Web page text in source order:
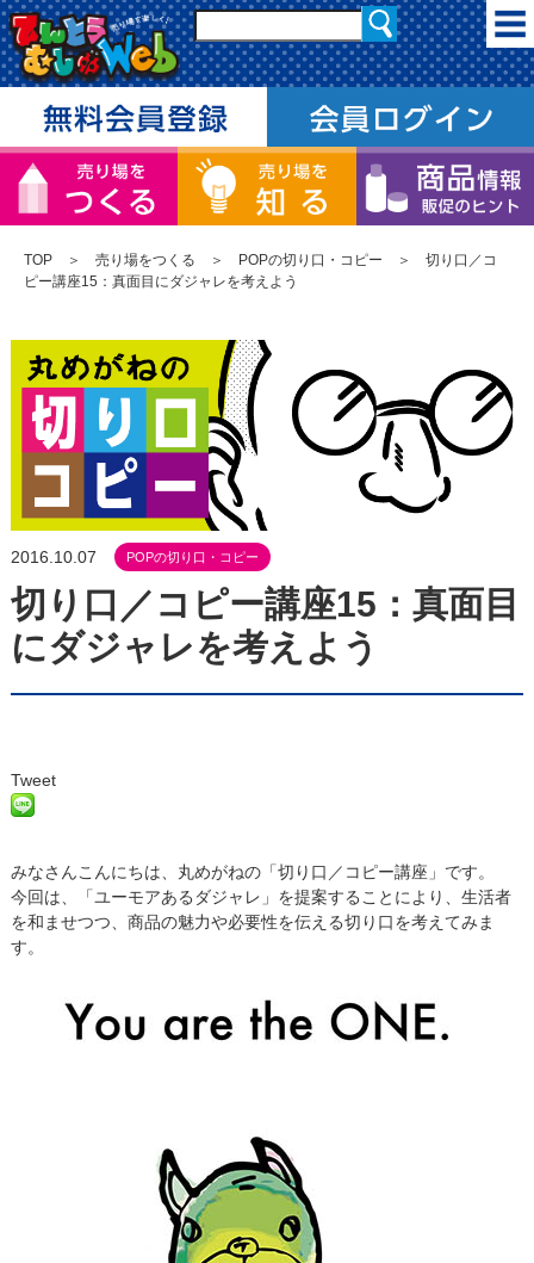
TOP ＞ 売り場をつくる ＞ POPの切り口・コピー ＞ 切り口／コ
ピー講座15：真面目にダジャレを考えよう
2016.10.07 POPの切り口・コピー
切り口／コピー講座15：真面目
にダジャレを考えよう
Tweet
みなさんこんにちは、丸めがねの「切り口／コピー講座」です。
今回は、「ユーモアあるダジャレ」を提案することにより、生活者
を和ませつつ、商品の魅力や必要性を伝える切り口を考えてみま
す。